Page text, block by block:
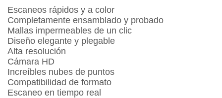
Escaneos rápidos y a color
Completamente ensamblado y probado
Mallas impermeables de un clic
Diseño elegante y plegable
Alta resolución
Cámara HD
Increíbles nubes de puntos
Compatibilidad de formato
Escaneo en tiempo real